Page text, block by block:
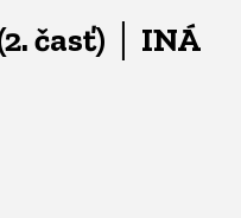
časť) │ INÁ